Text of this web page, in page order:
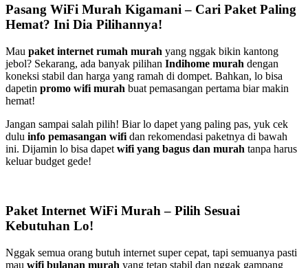
Pasang WiFi Murah Kigamani – Cari Paket Paling
Hemat? Ini Dia Pilihannya!
Mau paket internet rumah murah yang nggak bikin kantong
jebol? Sekarang, ada banyak pilihan Indihome murah dengan
koneksi stabil dan harga yang ramah di dompet. Bahkan, lo bisa
dapetin promo wifi murah buat pemasangan pertama biar makin
hemat!
Jangan sampai salah pilih! Biar lo dapet yang paling pas, yuk cek
dulu info pemasangan wifi dan rekomendasi paketnya di bawah
ini. Dijamin lo bisa dapet wifi yang bagus dan murah tanpa harus
keluar budget gede!
Paket Internet WiFi Murah – Pilih Sesuai
Kebutuhan Lo!
Nggak semua orang butuh internet super cepat, tapi semuanya pasti
mau wifi bulanan murah yang tetap stabil dan nggak gampang